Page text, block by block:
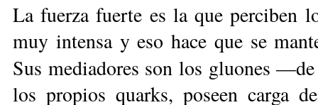
La fuerza fuerte es la que perciben
muy intensa y eso hace que se
Sus mediadores son los gluones
los propios quarks, poseen carga